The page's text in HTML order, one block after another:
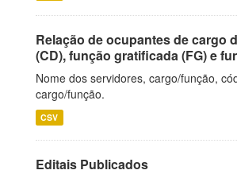
Relação de ocupantes de cargo
(CD), função gratificada (FG) e
Nome dos servidores, cargo/função,
cargo/função.
CSV
Editais Publicados